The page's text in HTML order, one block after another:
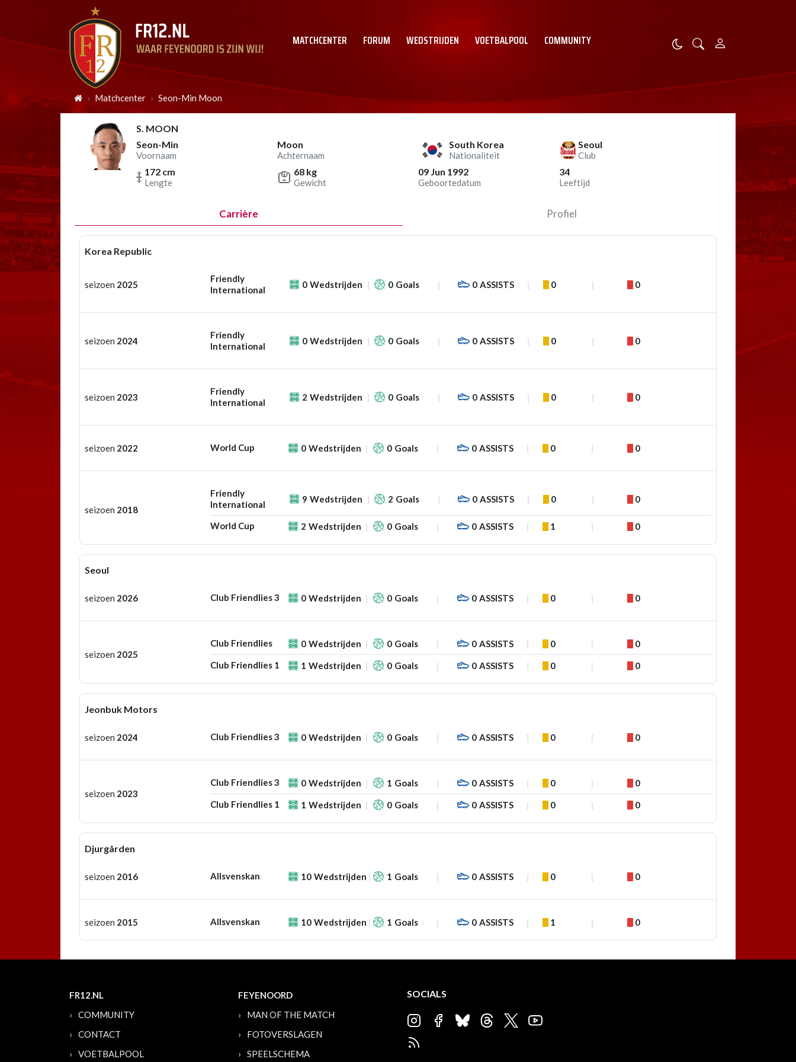
MATCHCENTER FORUM WEDSTRIJDEN VOETBALPOOL COMMUNITY
Matchcenter Seon-Min Moon
S. MOON
Seon-Min
Voornaam
Moon
Achternaam
South Korea
Nationaliteit
Seoul
Club
172 cm
Lengte
68 kg
Gewicht
09 Jun 1992
Geboortedatum
34
Leeftijd
Carrière Profiel
Korea Republic
seizoen 2025
Friendly
International
0 Wedstrijden 0 Goals 0 ASSISTS 0 0
seizoen 2024
Friendly
International
0 Wedstrijden 0 Goals 0 ASSISTS 0 0
seizoen 2023
Friendly
International
2 Wedstrijden 0 Goals 0 ASSISTS 0 0
seizoen 2022 World Cup 0 Wedstrijden 0 Goals 0 ASSISTS 0 0
seizoen 2018
Friendly
International
9 Wedstrijden 2 Goals 0 ASSISTS 0 0
World Cup 2 Wedstrijden 0 Goals 0 ASSISTS 1 0
Seoul
seizoen 2026 Club Friendlies 3 0 Wedstrijden 0 Goals 0 ASSISTS 0 0
seizoen 2025
Club Friendlies 0 Wedstrijden 0 Goals 0 ASSISTS 0 0
Club Friendlies 1 1 Wedstrijden 0 Goals 0 ASSISTS 0 0
Jeonbuk Motors
seizoen 2024 Club Friendlies 3 0 Wedstrijden 0 Goals 0 ASSISTS 0 0
seizoen 2023
Club Friendlies 3 0 Wedstrijden 1 Goals 0 ASSISTS 0 0
Club Friendlies 1 1 Wedstrijden 0 Goals 0 ASSISTS 0 0
Djurgården
seizoen 2016 Allsvenskan 10 Wedstrijden 1 Goals 0 ASSISTS 0 0
seizoen 2015 Allsvenskan 10 Wedstrijden 1 Goals 0 ASSISTS 1 0
FR12.NL
COMMUNITY
CONTACT
VOETBALPOOL
FEYENOORD
MAN OF THE MATCH
FOTOVERSLAGEN
SPEELSCHEMA
SOCIALS